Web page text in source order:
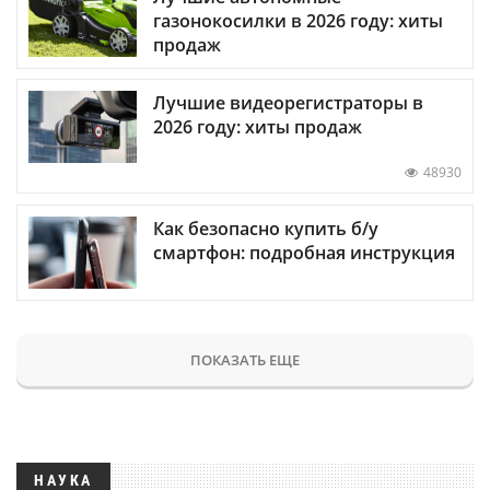
газонокосилки в 2026 году: хиты
продаж
Лучшие видеорегистраторы в
2026 году: хиты продаж
48930
Как безопасно купить б/у
смартфон: подробная инструкция
ПОКАЗАТЬ ЕЩЕ
НАУКА